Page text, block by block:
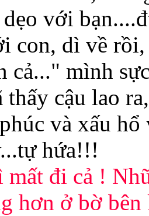
với
con, dì về
cả..." mình
thấy cậu lao
và xấu
hứa!!!
mất đi cả !
hơn ở bờ bên